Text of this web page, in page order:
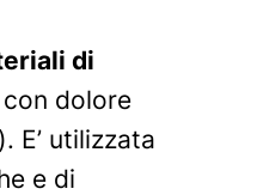
di
con dolore
E’ utilizzata
e di